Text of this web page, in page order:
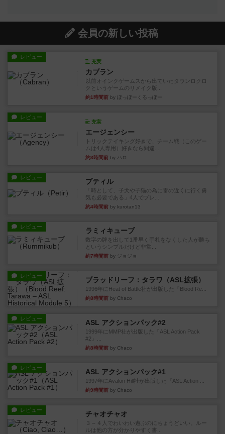
会員の新しい投稿
レビュー
充実
カブラン
以前オインクゲームスから出ていたタウンロクロ
クというゲームのリメイク版...
約1時間前 by ぽっぽーくるっぽー
レビュー
充実
エージェンシー
トリックテイキング好きで、チーム戦（このゲー
ムは4人専用）好きなら間違...
約3時間前 by ハロ
レビュー プティル
「時として、子犬や子猫の為に雷の近くに行く勇
気も必要である」4人でプレ...
約4時間前 by kurotan13
レビュー ラミィキューブ
数字の牌を出して1番早く手札をなくした人が勝ち
というシンプルだけど非常...
約7時間前 by ジョジョ
レビュー
ブラッドリーフ：タラワ（ASL拡張）
1996年にHeat of Battle社が出版した『Blood Re...
約8時間前 by Chaco
レビュー ASL アクションパック#2
1999年にMMP社が出版した『ASL Action Pack
#2』...
約8時間前 by Chaco
レビュー ASL アクションパック#1
1997年にAvalon Hill社が出版した『ASL Action ...
約9時間前 by Chaco
レビュー チャオチャオ
３～４人でわいわい遊ぶのにちょうどいい。ルー
ルは他の方が分かりやすく書...